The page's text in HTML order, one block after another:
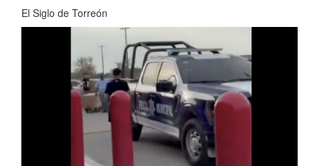
El Siglo de Torreón